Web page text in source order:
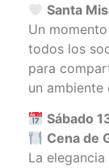
Santa
Un
todos los
para
un ambiente
Sábado
Cena de
La